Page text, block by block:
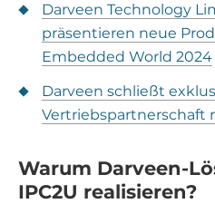
Darveen Technology
präsentieren neue
Embedded World 2024
Darveen schließt
Vertriebspartnerschaft
Warum Darveen-
IPC2U realisieren?